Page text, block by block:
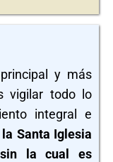
y más
vigilar todo lo
integral e
Santa Iglesia
sin la cual es